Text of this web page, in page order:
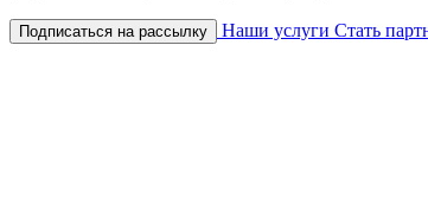
Подписаться на рассылку Наши услуги Стать